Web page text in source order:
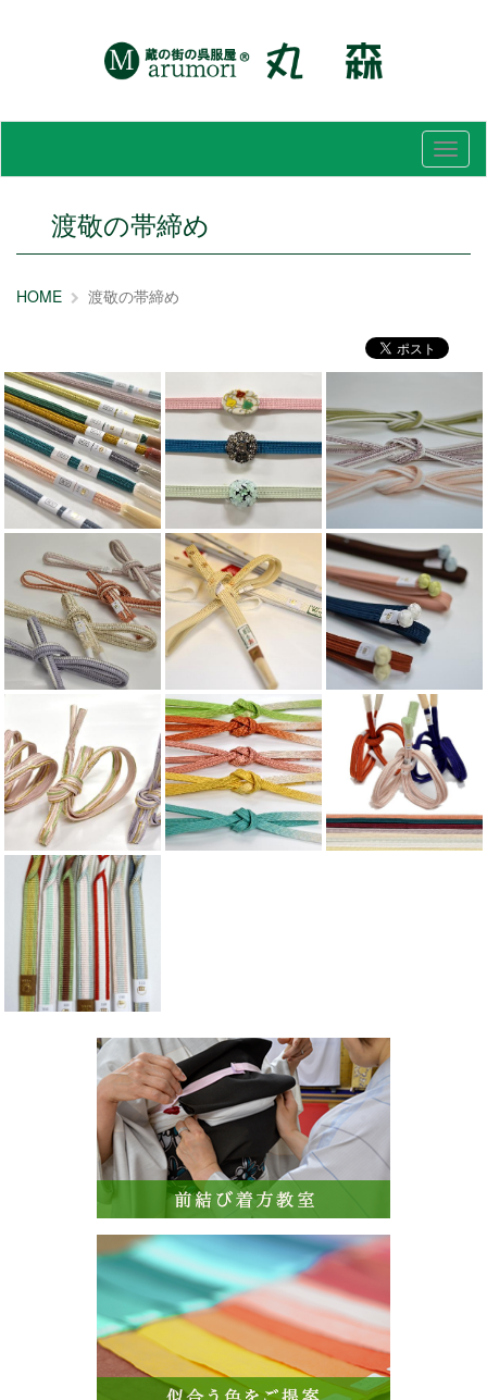
メ
ニ
渡敬の帯締め
HOME 渡敬の帯締め